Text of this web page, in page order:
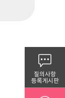
질의사항
등록게시판